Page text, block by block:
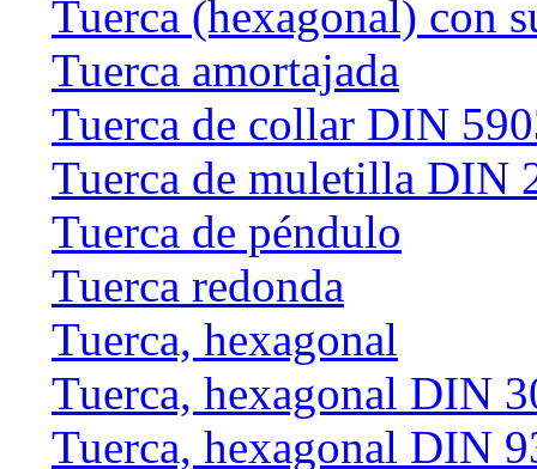
Tuerca (hexagonal) con
Tuerca amortajada
Tuerca de collar DIN
Tuerca de muletilla DIN
Tuerca de péndulo
Tuerca redonda
Tuerca, hexagonal
Tuerca, hexagonal DIN
Tuerca, hexagonal DIN